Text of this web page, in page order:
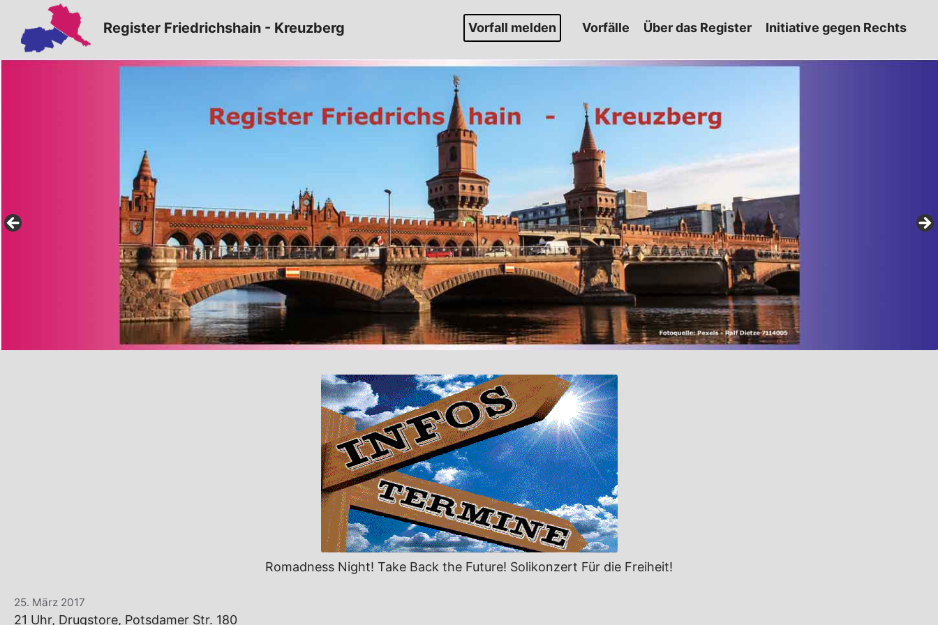
Inhalt
springen
Register Friedrichshain - Kreuzberg Vorfall melden Vorfälle Über das Register Initiative gegen Rechts
Romadness Night! Take Back the Future! Solikonzert Für die Freiheit!
25. März 2017
21 Uhr, Drugstore, Potsdamer Str. 180